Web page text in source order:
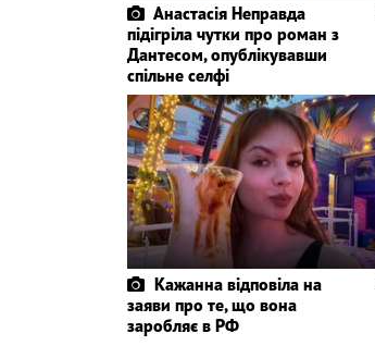
Анастасія Неправда
підігріла чутки про роман з
Дантесом, опублікувавши
спільне селфі
Кажанна відповіла на
заяви про те, що вона
заробляє в РФ